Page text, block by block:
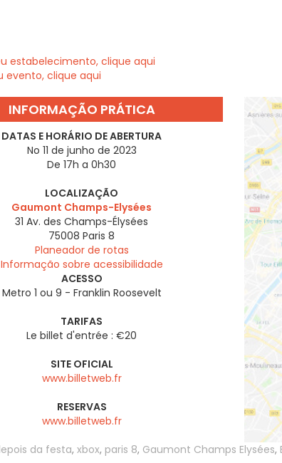
estabelecimento, clique aqui
evento, clique aqui
INFORMAÇÃO PRÁTICA
DATAS E HORÁRIO DE ABERTURA
No 11 de junho de 2023
De 17h a 0h30
LOCALIZAÇÃO
Gaumont Champs-Elysées
31 Av. des Champs-Élysées
75008 Paris 8
Planeador de rotas
Informação sobre acessibilidade
ACESSO
Metro 1 ou 9 - Franklin Roosevelt
TARIFAS
Le billet d'entrée : €20
SITE OFICIAL
www.billetweb.fr
RESERVAS
www.billetweb.fr
da festa, xbox, paris 8, Gaumont Champs Elysées,